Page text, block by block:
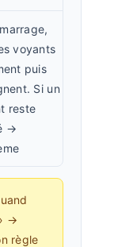
voyants
puis
Si un
reste
→
→
règle